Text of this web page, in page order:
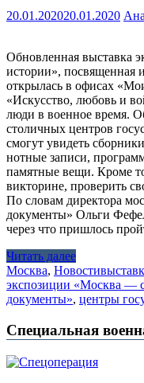
20.01.202020.01.2020
Обновленная выставка
истории», посвященная
открылась в офисах
«Искусство, любовь и
люди в военное время.
столичных центров
смогут увидеть
нотные записи,
памятные вещи. Кроме
викторине, проверить
По словам директора
документы» Ольги
через что пришлось
Читать далее
Москва, Новости
экспозиции «Москва —
документы», центры
Специальная